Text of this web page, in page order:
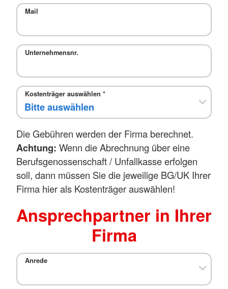
Mail
Unternehmensnr.
Kostenträger auswählen *
Die Gebühren werden der Firma berechnet.
Achtung: Wenn die Abrechnung über eine
Berufsgenossenschaft / Unfallkasse erfolgen
soll, dann müssen Sie die jeweilige BG/UK Ihrer
Firma hier als Kostenträger auswählen!
Ansprechpartner in Ihrer
Firma
Anrede